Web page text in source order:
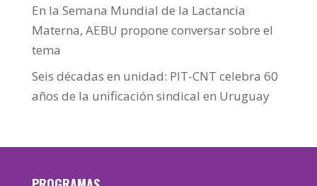
En la Semana Mundial de la Lactancia
Materna, AEBU propone conversar sobre el
tema
Seis décadas en unidad: PIT-CNT celebra 60
años de la unificación sindical en Uruguay